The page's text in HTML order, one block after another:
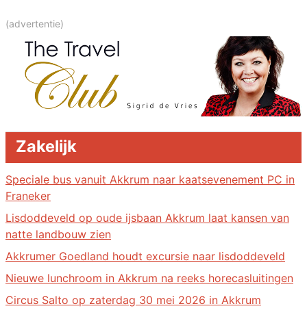
(advertentie)
Zakelijk
Speciale bus vanuit Akkrum naar kaatsevenement PC in
Franeker
Lisdoddeveld op oude ijsbaan Akkrum laat kansen van
natte landbouw zien
Akkrumer Goedland houdt excursie naar lisdoddeveld
Nieuwe lunchroom in Akkrum na reeks horecasluitingen
Circus Salto op zaterdag 30 mei 2026 in Akkrum